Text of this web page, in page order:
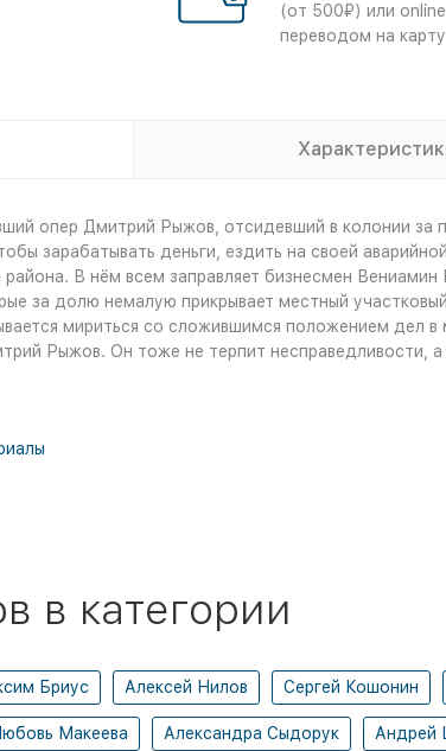
(от 500₽) или online
переводом на карту
опер Дмитрий Рыжов, отсидевший в колонии за
зарабатывать деньги, ездить на своей
района. В нём всем заправляет бизнесмен
за долю немалую прикрывает местный
мириться со сложившимся положением дел
Рыжов. Он тоже не терпит несправедливости,
в категории
Бриус Алексей Нилов Сергей Кошонин
Макеева Александра Сыдорук Андрей